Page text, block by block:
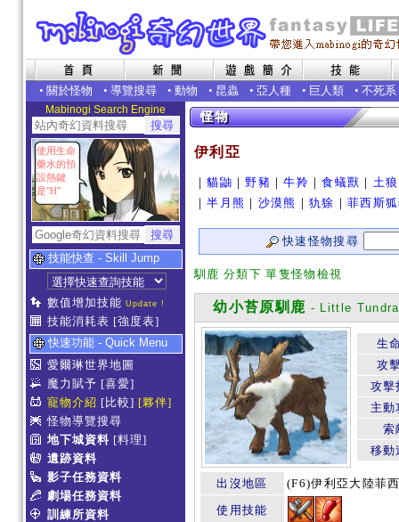
• 關於怪物 • 導覽搜尋 • 動物 • 昆蟲 • 亞人種 • 巨人類 • 不死系
Mabinogi Search Engine
使用生命
藥水的預
設熱鍵
是"H"
技能快查 - Skill Jump
數值增加技能 Update !
技能消耗表 [強度表]
快速功能 - Quick Menu
愛爾琳世界地圖
魔力賦予 [喜愛]
寵物介紹 [比較] [夥伴]
怪物導覽搜尋
地下城資料 [料理]
遺跡資料
影子任務資料
劇場任務資料
訓練所資料
伊利亞
｜貓鼬 ｜野豬 ｜牛羚 ｜食蟻獸 ｜ 土狼
｜半月熊 ｜ 沙漠熊 ｜犰狳 ｜菲西斯
快速怪物搜尋
馴鹿 分類下 單隻怪物檢視
幼小苔原馴鹿 - Little
生
攻
攻擊
主動
索
移動
出沒地區
(F6)伊利亞大陸菲
使用技能